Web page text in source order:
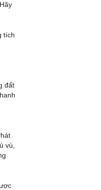
tích
đất
vù,